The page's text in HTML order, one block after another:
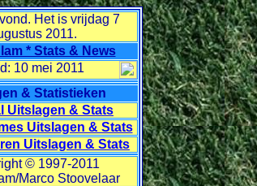
Het is vrijdag 7
2011.
* Stats & News
10 mei 2011
& Statistieken
Uitslagen & Stats
Uitslagen & Stats
Uitslagen & Stats
© 1997-2011
Marco Stoovelaar